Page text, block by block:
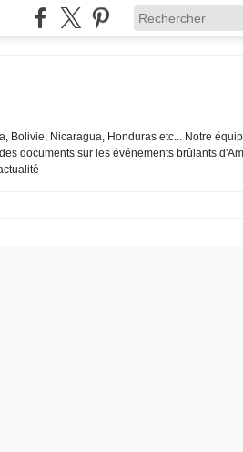
Bolivie, Nicaragua, Honduras etc... Notre
documents sur les événements brûlants